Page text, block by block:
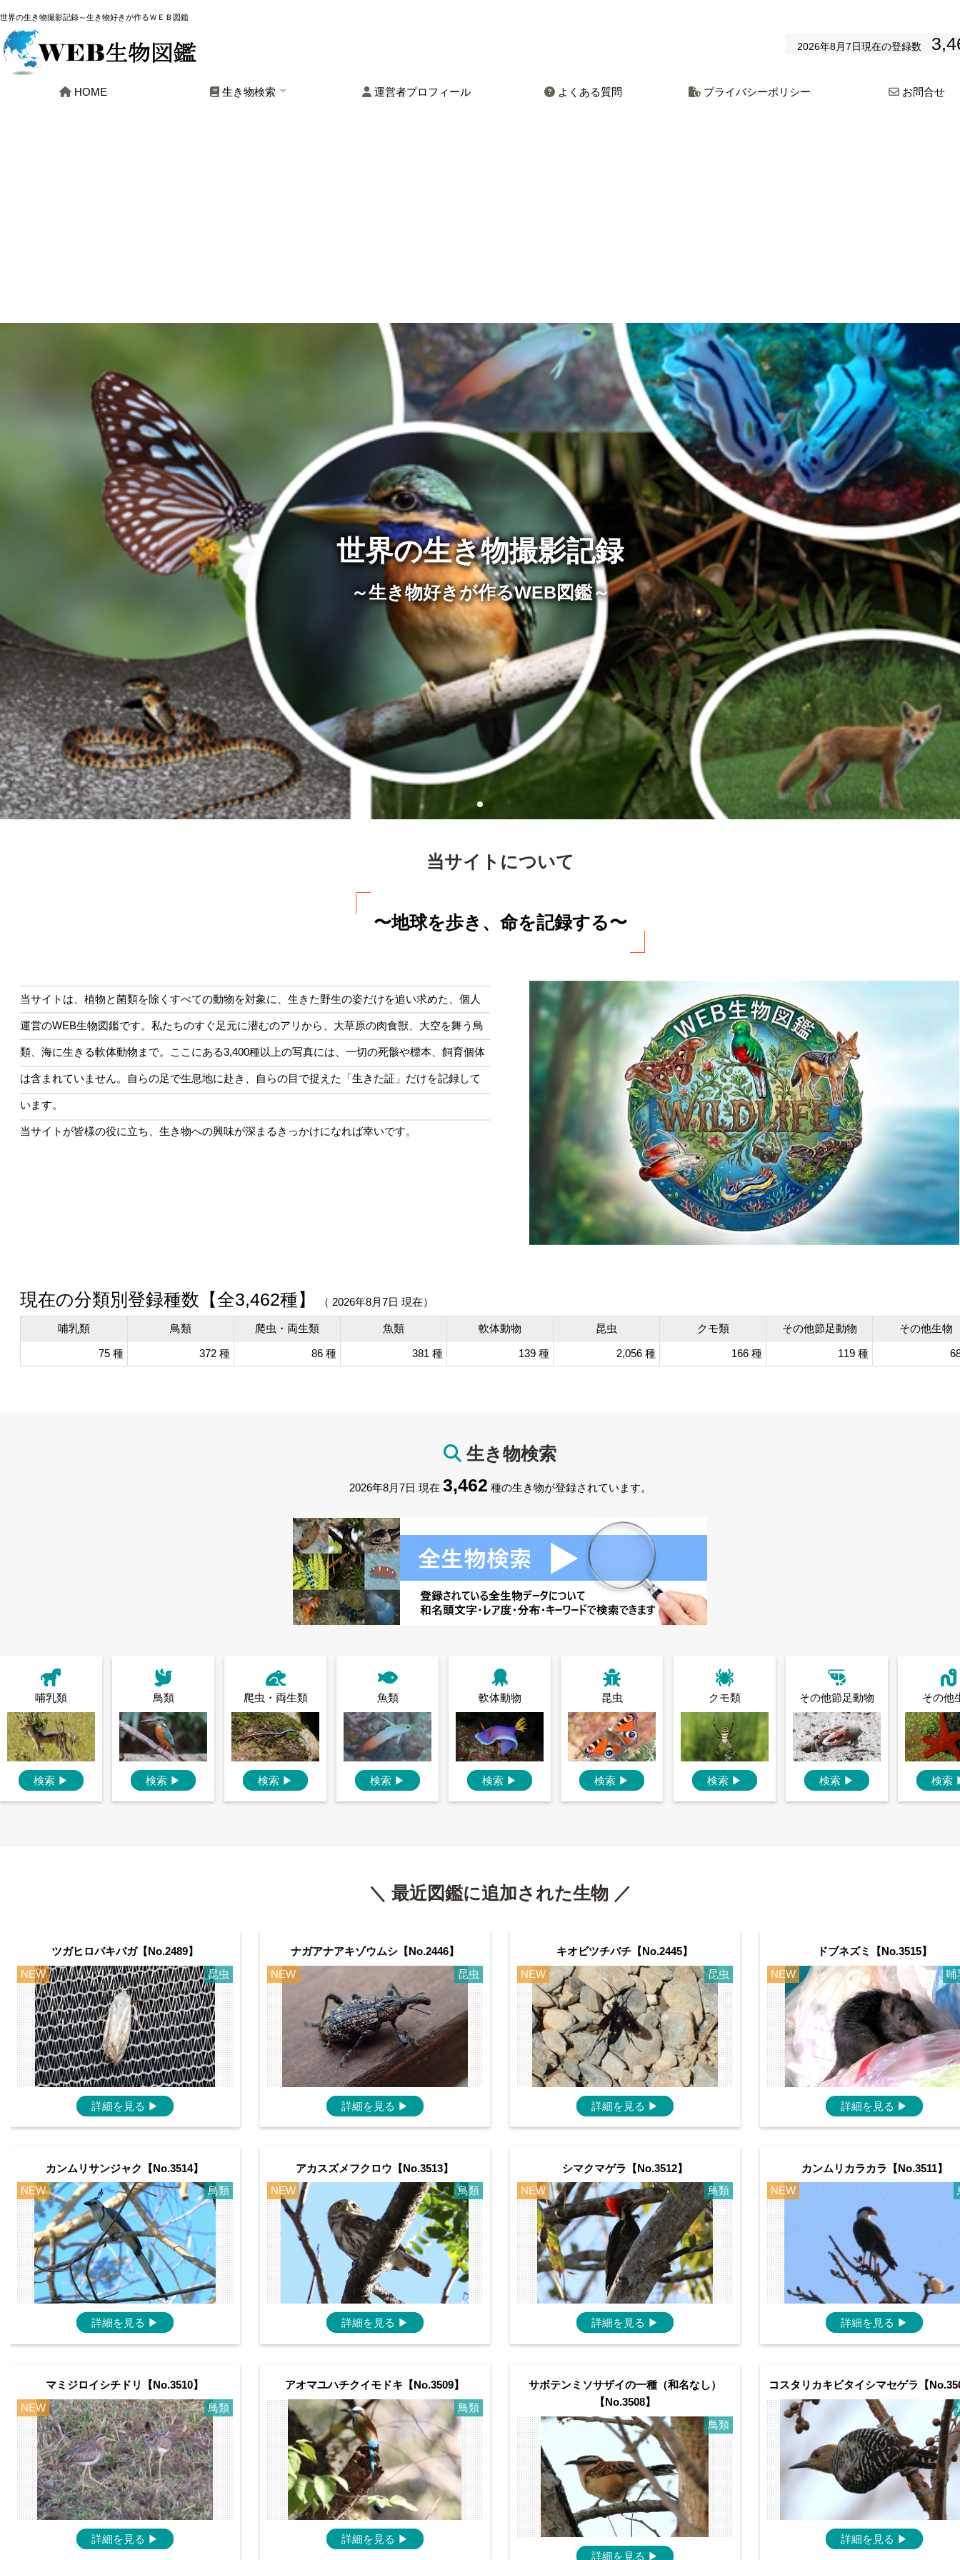
世界の生き物撮影記録～生き物好きが作るＷＥＢ図鑑
2026年8月7日現在の登録数
HOME 生き物検索 運営者プロフィール よくある質問 プライバシーポリシー お問合せ
世界の生き物撮影記録
～生き物好きが作るWEB図鑑～
世界の生き物撮影記録
～生き物好きが作るWEB図鑑～
世界の生き物撮影記録
～生き物好きが作るWEB図鑑～
当サイトについて
〜地球を歩き、命を記録する〜
当サイトは、植物と菌類を除くすべての動物を対象に、生きた野生の姿だけを追い求めた、個人
運営のWEB生物図鑑です。私たちのすぐ足元に潜むのアリから、大草原の肉食獣、大空を舞う鳥
類、海に生きる軟体動物まで。ここにある3,400種以上の写真には、一切の死骸や標本、飼育個体
は含まれていません。自らの足で生息地に赴き、自らの目で捉えた「生きた証」だけを記録して
います。
当サイトが皆様の役に立ち、生き物への興味が深まるきっかけになれば幸いです。
現在の分類別登録種数【全3,462種】 （ 2026年8月7日 現在）
哺乳類 鳥類 爬虫・両生類 魚類 軟体動物 昆虫 クモ類 その他節足動物 その他生物
75 種 372 種 86 種 381 種 139 種 2,056 種 166 種 119 種
生き物検索
2026年8月7日 現在 3,462 種の生き物が登録されています。
哺乳類
検索 ▶
鳥類
検索 ▶
爬虫・両生類
検索 ▶
魚類
検索 ▶
軟体動物
検索 ▶
昆虫
検索 ▶
クモ類
検索 ▶
その他節足動物
検索 ▶
その他
検索
＼ 最近図鑑に追加された生物 ／
ツガヒロバキバガ【No.2489】
NEW
昆虫
詳細を見る ▶
ナガアナアキゾウムシ【No.2446】
NEW
昆虫
詳細を見る ▶
キオビツチバチ【No.2445】
NEW
昆虫
詳細を見る ▶
ドブネズミ【No.3515】
NEW
哺
詳細を見る ▶
カンムリサンジャク【No.3514】
NEW
鳥類
詳細を見る ▶
アカスズメフクロウ【No.3513】
NEW
鳥類
詳細を見る ▶
シマクマゲラ【No.3512】
NEW
鳥類
詳細を見る ▶
カンムリカラカラ【No.3511】
NEW
詳細を見る ▶
マミジロイシチドリ【No.3510】
NEW
鳥類
詳細を見る ▶
アオマユハチクイモドキ【No.3509】
鳥類
詳細を見る ▶
サボテンミソサザイの一種（和名なし）
【No.3508】
鳥類
詳細を見る ▶
コスタリカキビタイシマセゲラ【
詳細を見る ▶